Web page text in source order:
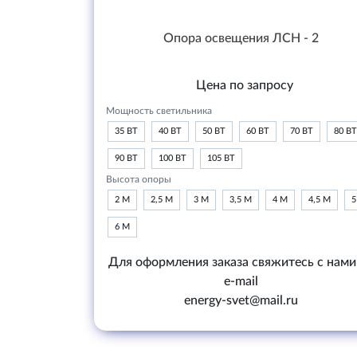
Опора освещения ЛСН - 2
Цена по запросу
Мощность светильника
35 ВТ 40 ВТ 50 ВТ 60 ВТ 70 ВТ 80 ВТ
90 ВТ 100 ВТ 105 ВТ
Высота опоры
2 М 2,5 М 3 М 3,5 М 4 М 4,5 М
6 М
Для оформления заказа свяжитесь с
e-mail
energy-svet@mail.ru